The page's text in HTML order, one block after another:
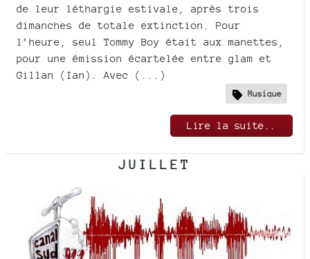
de leur léthargie estivale, après trois
dimanches de totale extinction. Pour
l’heure, seul Tommy Boy était aux manettes,
pour une émission écartelée entre glam et
Gillan (Ian). Avec (...)
Musique
Lire la suite..
JUILLET